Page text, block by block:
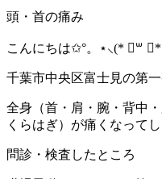
頭・首の痛み
こんにちは✩°。⋆⸜(* ॑꒳ ॑*
千葉市中央区富士見の第
全身（首・肩・腕・背中
くらはぎ）が痛くなって
問診・検査したところ